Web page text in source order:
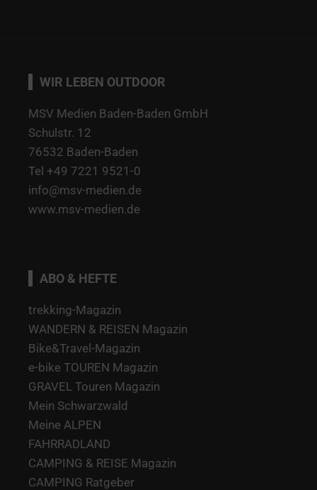
WIR LEBEN OUTDOOR
MSV Medien Baden-Baden GmbH
Schulstr. 12
76532 Baden-Baden
Tel +49 7221 9521-0
info@msv-medien.de
www.msv-medien.de
ABO & HEFTE
trekking-Magazin
WANDERN & REISEN Magazin
Bike&Travel-Magazin
e-bike TOUREN Magazin
GRAVEL Touren Magazin
Mein Schwarzwald
Meine ALPEN
FAHRRADLAND
CAMPING & REISE Magazin
CAMPING Ratgeber